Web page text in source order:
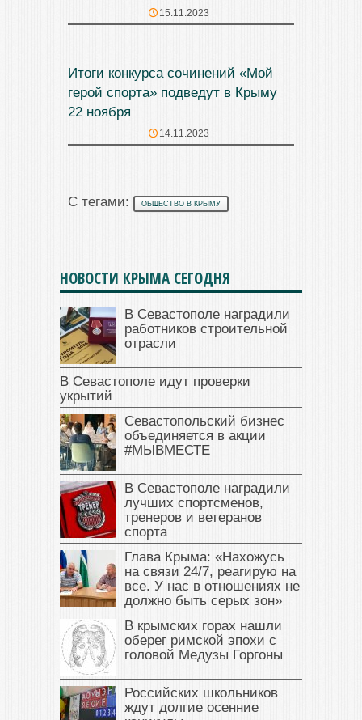
15.11.2023
Итоги конкурса сочинений «Мой
герой спорта» подведут в Крыму
22 ноября
14.11.2023
С тегами: ОБЩЕСТВО В КРЫМУ
НОВОСТИ КРЫМА СЕГОДНЯ
В Севастополе наградили
работников строительной
отрасли
В Севастополе идут проверки
укрытий
Севастопольский бизнес
объединяется в акции
#МЫВМЕСТЕ
В Севастополе наградили
лучших спортсменов,
тренеров и ветеранов
спорта
Глава Крыма: «Нахожусь
на связи 24/7, реагирую на
все. У нас в отношениях не
должно быть серых зон»
В крымских горах нашли
оберег римской эпохи с
головой Медузы Горгоны
Российских школьников
ждут долгие осенние